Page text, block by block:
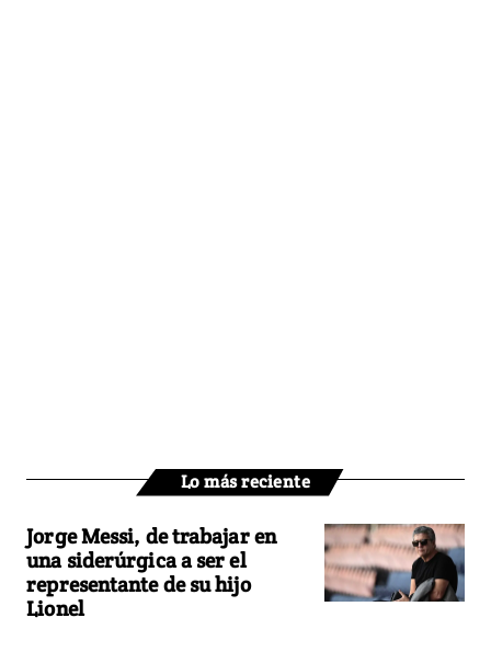
Lo más reciente
Jorge Messi, de trabajar en
una siderúrgica a ser el
representante de su hijo
Lionel